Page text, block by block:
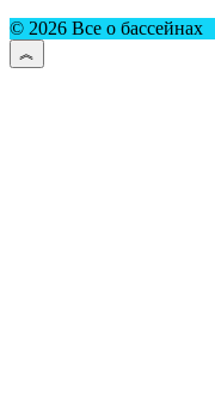
© 2026 Все о бассейнах